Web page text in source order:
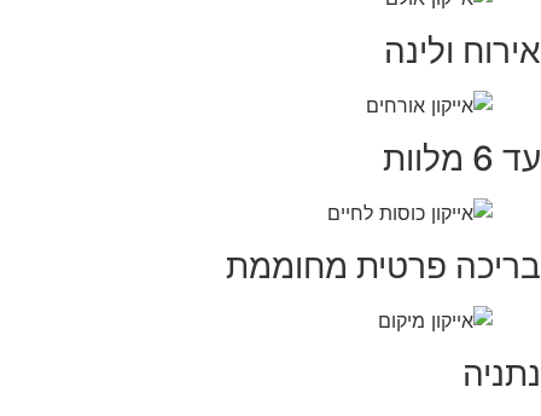
אירוח ולינה
עד 6 מלוות
בריכה פרטית מחוממת
נתניה